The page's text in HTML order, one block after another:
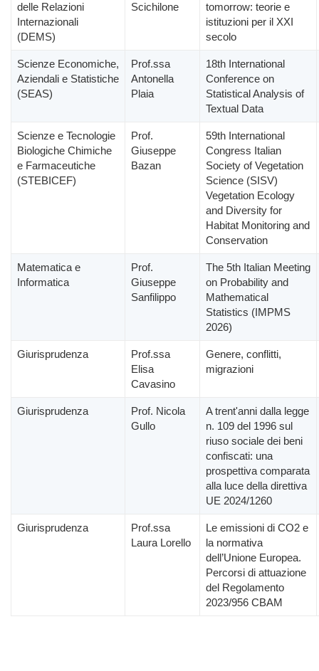
delle Relazioni
Internazionali
(DEMS)
Scichilone
tomorrow: teorie e
istituzioni per il XXI
secolo
Scienze Economiche,
Aziendali e Statistiche
(SEAS)
Prof.ssa
Antonella
Plaia
18th International
Conference on
Statistical Analysis of
Textual Data
Scienze e Tecnologie
Biologiche Chimiche
e Farmaceutiche
(STEBICEF)
Prof.
Giuseppe
Bazan
59th International
Congress Italian
Society of Vegetation
Science (SISV)
Vegetation Ecology
and Diversity for
Habitat Monitoring and
Conservation
Matematica e
Informatica
Prof.
Giuseppe
Sanfilippo
The 5th Italian Meeting
on Probability and
Mathematical
Statistics (IMPMS
2026)
Giurisprudenza
Prof.ssa
Elisa
Cavasino
Genere, conflitti,
migrazioni
Giurisprudenza
Prof. Nicola
Gullo
A trent'anni dalla legge
n. 109 del 1996 sul
riuso sociale dei beni
confiscati: una
prospettiva comparata
alla luce della direttiva
UE 2024/1260
Giurisprudenza
Prof.ssa
Laura Lorello
Le emissioni di CO2 e
la normativa
dell’Unione Europea.
Percorsi di attuazione
del Regolamento
2023/956 CBAM